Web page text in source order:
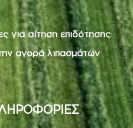
για αίτηση επιδότησης
αγορά λιπασμάτων